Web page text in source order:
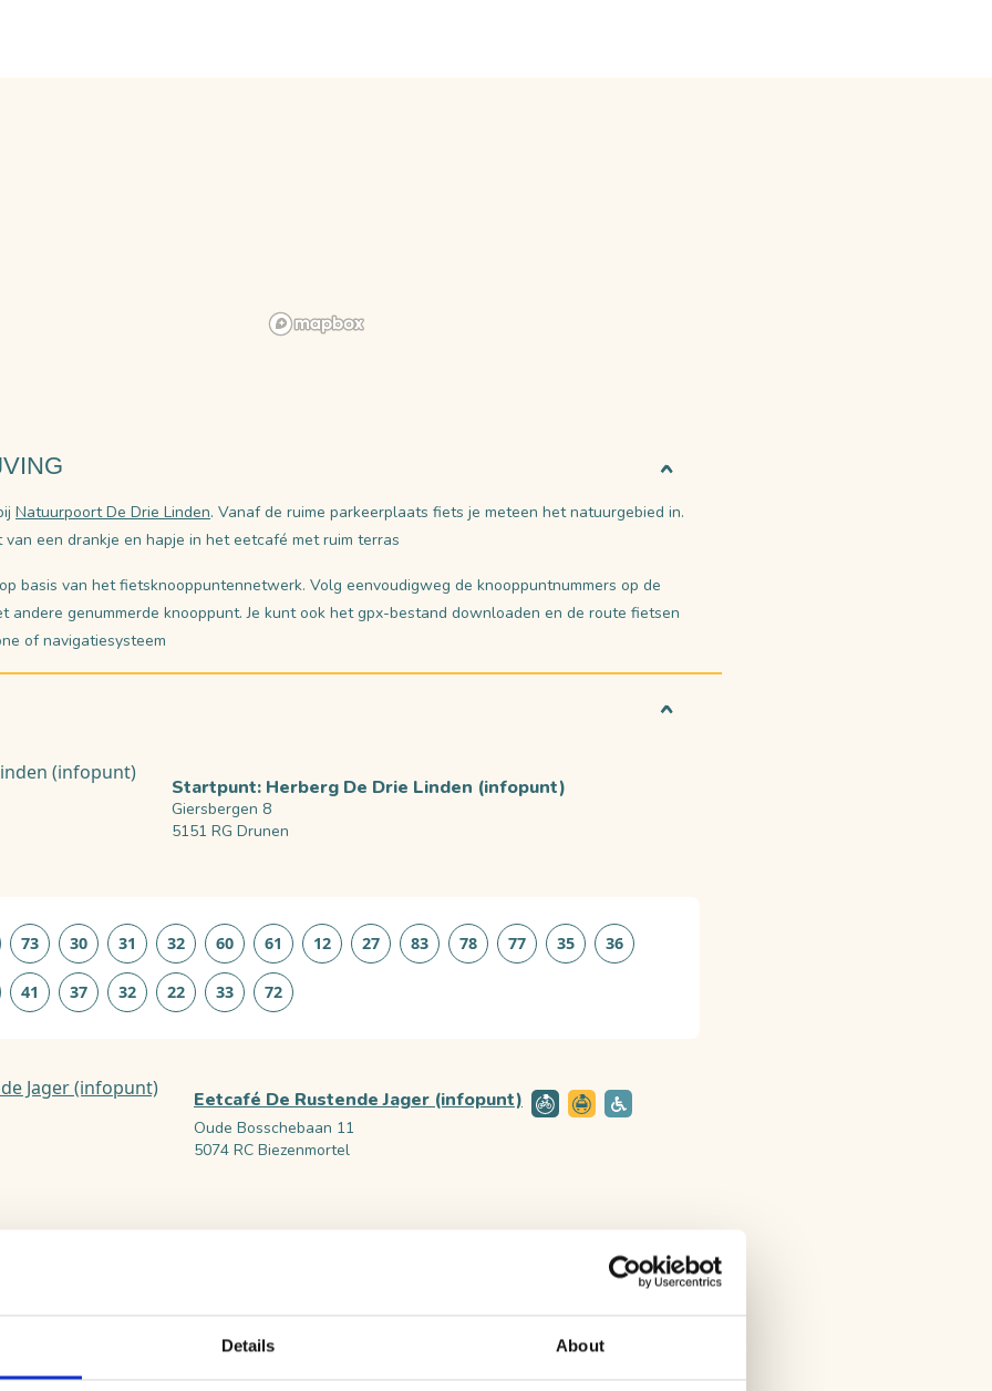
Details About
Natuurpoort De Drie Linden. Vanaf de ruime parkeerplaats fiets je meteen het natuurgebied in.
een drankje en hapje in het eetcafé met ruim terras
basis van het fietsknooppuntennetwerk. Volg eenvoudigweg de knooppuntnummers op de
andere genummerde knooppunt. Je kunt ook het gpx-bestand downloaden en de route fietsen
of navigatiesysteem
Startpunt: Herberg De Drie Linden (infopunt)
Giersbergen 8
5151 RG Drunen
73 30 31 32 60 61 12 27 83 78 77 35 36
41 37 32 22 33 72
Eetcafé De Rustende Jager (infopunt)
Oude Bosschebaan 11
5074 RC Biezenmortel
Restaurant De Financiën (infopunt)